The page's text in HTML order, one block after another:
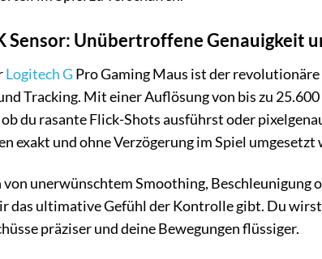
Sensor: Unübertroffene Genauigkeit
Logitech G Pro Gaming Maus ist der
Tracking. Mit einer Auflösung von bis zu
du rasante Flick-Shots ausführst oder
exakt und ohne Verzögerung im Spiel umgesetzt
von unerwünschtem Smoothing,
das ultimative Gefühl der Kontrolle gibt. Du
präziser und deine Bewegungen flüssiger.